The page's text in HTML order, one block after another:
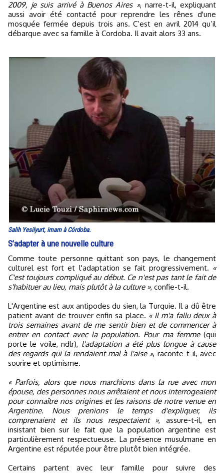
2009, je suis arrivé à Buenos Aires », narre-t-il, expliquant
aussi avoir été contacté pour reprendre les rênes d'une
mosquée fermée depuis trois ans. C’est en avril 2014 qu’il
débarque avec sa famille à Cordoba. Il avait alors 33 ans.
Salih Yesilyurt, imam à Córdoba.
S’adapter à une nouvelle culture
Comme toute personne quittant son pays, le changement
culturel est fort et l'adaptation se fait progressivement. «
C'est toujours compliqué au début. Ce n'est pas tant le fait de
s'habituer au lieu, mais plutôt à la culture », confie-t-il.
L'Argentine est aux antipodes du sien, la Turquie. Il a dû être
patient avant de trouver enfin sa place. « Il m'a fallu deux à
trois semaines avant de me sentir bien et de commencer à
entrer en contact avec la population. Pour ma femme(qui
porte le voile, ndlr), l'adaptation a été plus longue à cause
des regards qui la rendaient mal à l'aise », raconte-t-il, avec
sourire et optimisme.
« Parfois, alors que nous marchions dans la rue avec mon
épouse, des personnes nous arrêtaient et nous interrogeaient
pour connaître nos origines et les raisons de notre venue en
Argentine. Nous prenions le temps d'expliquer, ils
comprenaient et ils nous respectaient », assure-t-il, en
insistant bien sur le fait que la population argentine est
particulièrement respectueuse. La présence musulmane en
Argentine est réputée pour être plutôt bien intégrée.
Certains partent avec leur famille pour suivre des